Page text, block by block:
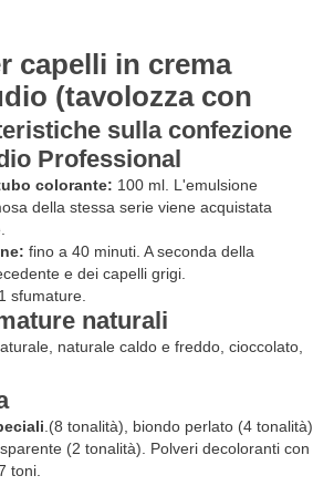
capelli in crema
(tavolozza con
sulla confezione
Professional
colorante: 100 ml. L'emulsione
della stessa serie viene acquistata
fino a 40 minuti. A seconda della
e dei capelli grigi.
sfumature.
naturali
naturale caldo e freddo, cioccolato,
.(8 tonalità), biondo perlato (4 tonalità)
(2 tonalità). Polveri decoloranti con
toni.